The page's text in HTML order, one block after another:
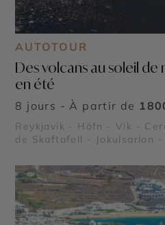
AUTOTOUR
Des volcans au soleil de
en été
8 jours - À partir de
Reykjavik - Höfn - Vik -
de Skaftafell - Jokulsarlon -